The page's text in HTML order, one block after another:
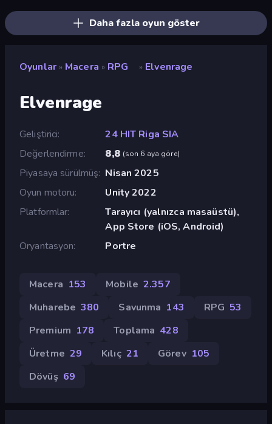
Daha fazla oyun göster
Oyunlar » Macera » RPG » Elvenrage
Elvenrage
Geliştirici
24 HIT Riga SIA
Değerlendirme
8,8 (son 6 aya göre)
Piyasaya sürülmüş Nisan 2025
Oyun motoru
Unity 2022
Platformlar
Tarayıcı (yalnızca masaüstü),
App Store (iOS, Android)
Oryantasyon
Portre
Macera 153 Mobile 2.357
Muharebe 380 Savunma 143 RPG 53
Premium 178 Toplama 428
Üretme 29 Kılıç 21 Görev 105
Dövüş 69